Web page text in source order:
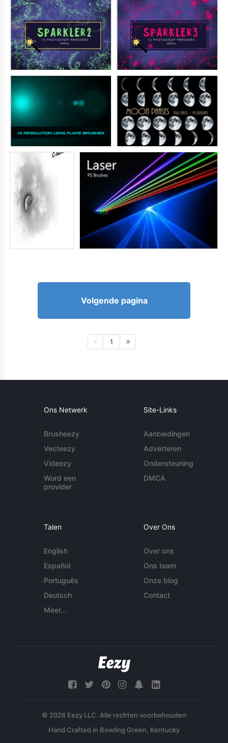
Volgende pagina
1
Ons Netwerk
Brusheezy
Vecteezy
Videezy
Word een
provider
Site-Links
Aanbiedingen
Adverteren
Ondersteuning
DMCA
Talen
English
Español
Português
Deutsch
Meer...
Over Ons
Over ons
Ons team
Onze blog
Contact
© 2026 Eezy LLC. Alle rechten voorbehouden